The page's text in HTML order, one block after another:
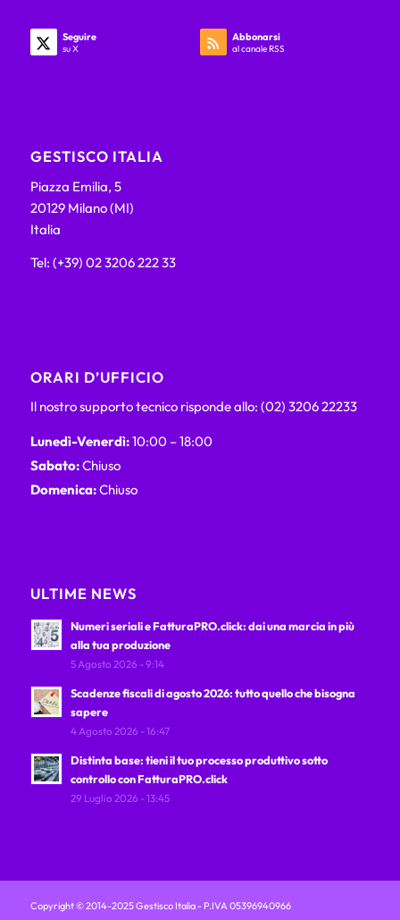
Seguire
su X
Abbonarsi
al canale RSS
GESTISCO ITALIA
Piazza Emilia, 5
20129 Milano (MI)
Italia
Tel: (+39) 02 3206 222 33
ORARI D’UFFICIO
Il nostro supporto tecnico risponde allo: (02) 3206 22233
Lunedì-Venerdì:10:00 – 18:00
Sabato:Chiuso
Domenica:Chiuso
ULTIME NEWS
Numeri seriali e FatturaPRO.click: dai una marcia in più
alla tua produzione
5 Agosto 2026 - 9:14
Scadenze fiscali di agosto 2026: tutto quello che bisogna
sapere
4 Agosto 2026 - 16:47
Distinta base: tieni il tuo processo produttivo sotto
controllo con FatturaPRO.click
29 Luglio 2026 - 13:45
Copyright © 2014-2025 Gestisco Italia - P.IVA 05396940966